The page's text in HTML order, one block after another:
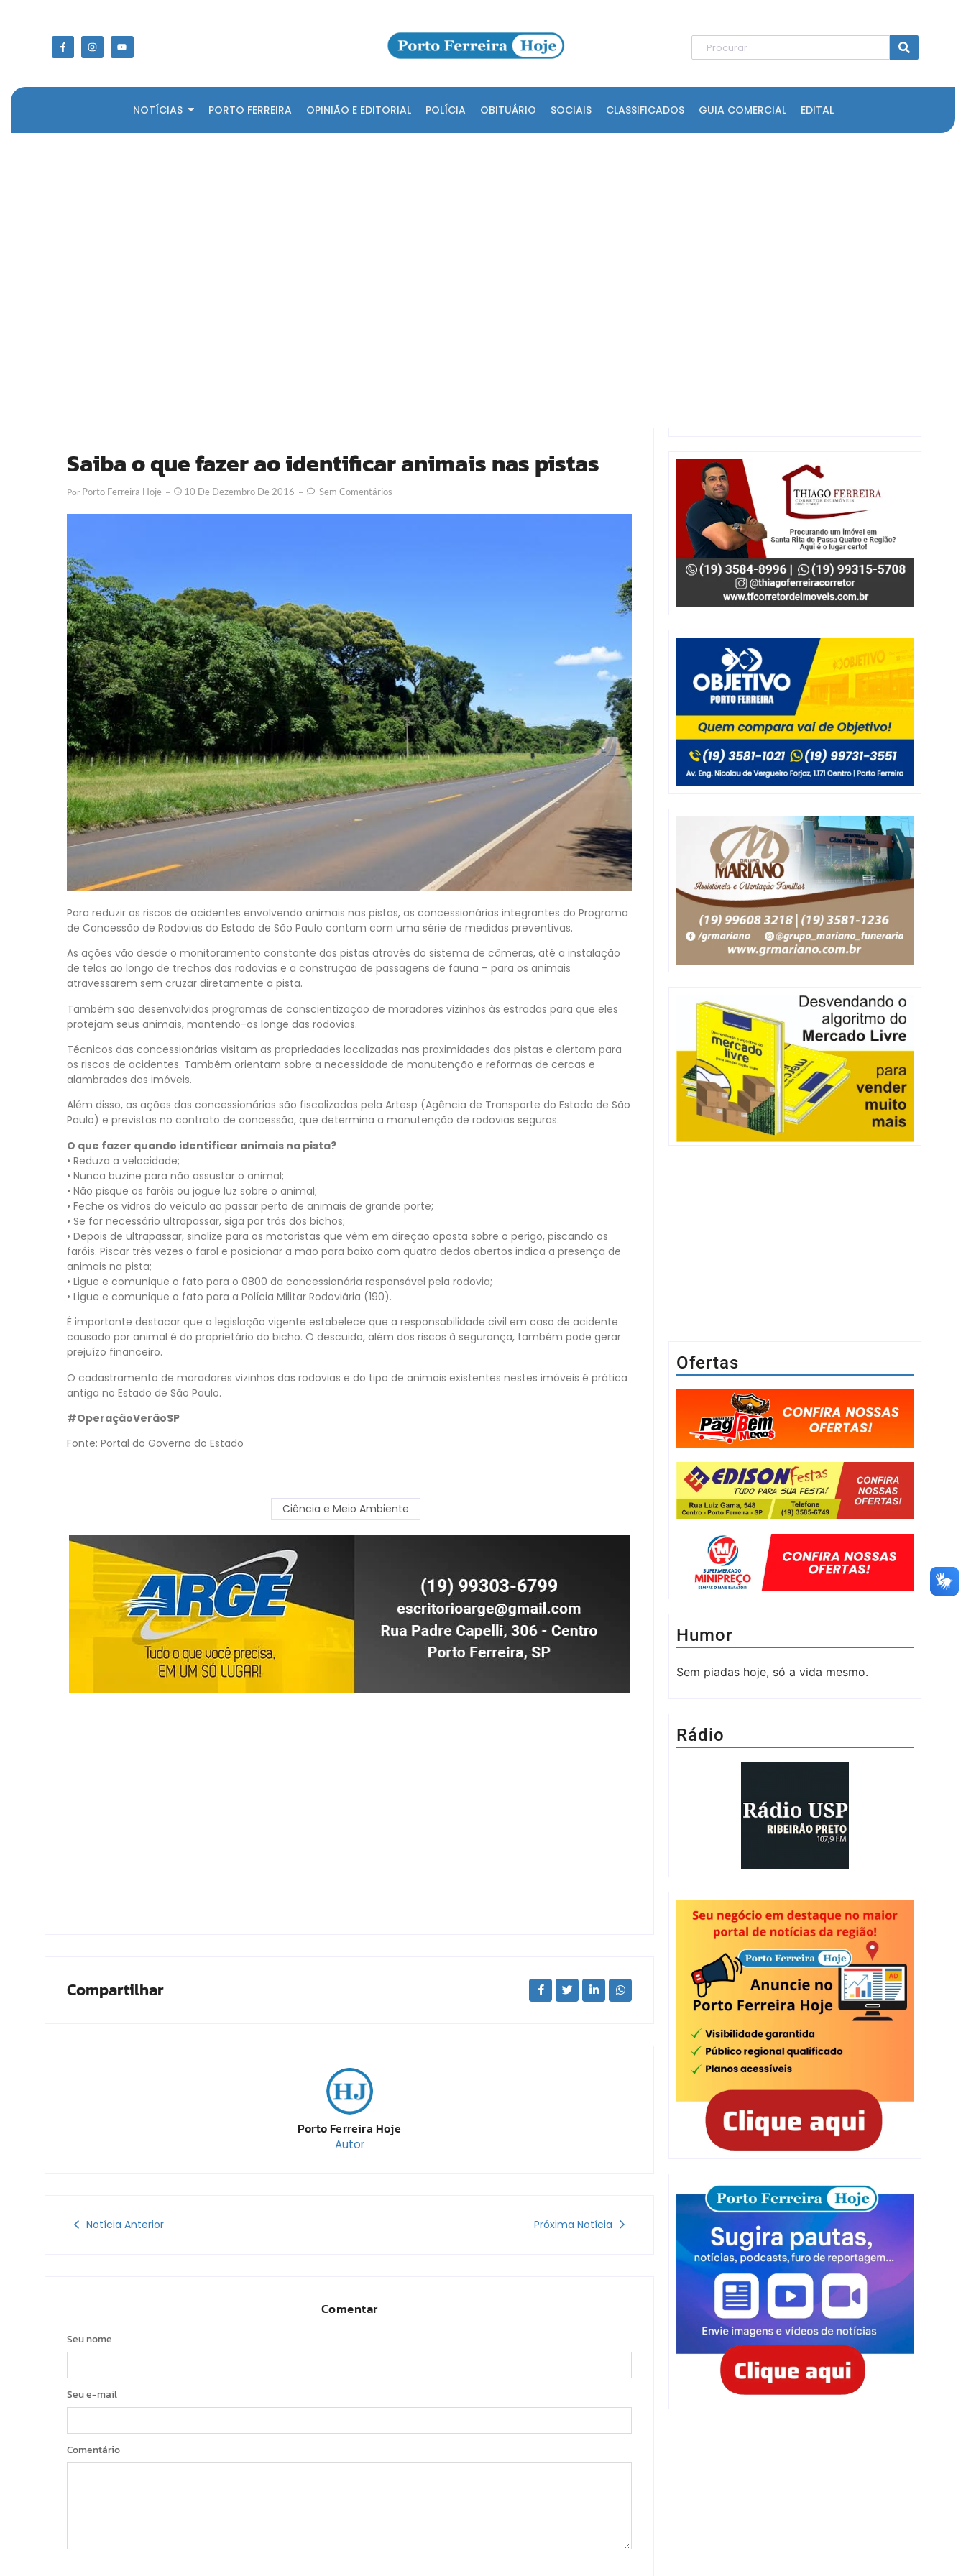
NOTÍCIAS PORTO FERREIRA OPINIÃO E EDITORIAL POLÍCIA OBITUÁRIO SOCIAIS CLASSIFICADOS GUIA COMERCIAL EDITAL
Saiba o que fazer ao identificar animais nas pistas
Por Porto Ferreira Hoje 10 De Dezembro De 2016 Sem Comentários
Para reduzir os riscos de acidentes envolvendo animais nas pistas, as concessionárias integrantes do Programa
de Concessão de Rodovias do Estado de São Paulo contam com uma série de medidas preventivas.
As ações vão desde o monitoramento constante das pistas através do sistema de câmeras, até a instalação
de telas ao longo de trechos das rodovias e a construção de passagens de fauna – para os animais
atravessarem sem cruzar diretamente a pista.
Também são desenvolvidos programas de conscientização de moradores vizinhos às estradas para que eles
protejam seus animais, mantendo-os longe das rodovias.
Técnicos das concessionárias visitam as propriedades localizadas nas proximidades das pistas e alertam para
os riscos de acidentes. Também orientam sobre a necessidade de manutenção e reformas de cercas e
alambrados dos imóveis.
Além disso, as ações das concessionárias são fiscalizadas pela Artesp (Agência de Transporte do Estado de São
Paulo) e previstas no contrato de concessão, que determina a manutenção de rodovias seguras.
O que fazer quando identificar animais na pista?
• Reduza a velocidade;
• Nunca buzine para não assustar o animal;
• Não pisque os faróis ou jogue luz sobre o animal;
• Feche os vidros do veículo ao passar perto de animais de grande porte;
• Se for necessário ultrapassar, siga por trás dos bichos;
• Depois de ultrapassar, sinalize para os motoristas que vêm em direção oposta sobre o perigo, piscando os
faróis. Piscar três vezes o farol e posicionar a mão para baixo com quatro dedos abertos indica a presença de
animais na pista;
• Ligue e comunique o fato para o 0800 da concessionária responsável pela rodovia;
• Ligue e comunique o fato para a Polícia Militar Rodoviária (190).
É importante destacar que a legislação vigente estabelece que a responsabilidade civil em caso de acidente
causado por animal é do proprietário do bicho. O descuido, além dos riscos à segurança, também pode gerar
prejuízo financeiro.
O cadastramento de moradores vizinhos das rodovias e do tipo de animais existentes nestes imóveis é prática
antiga no Estado de São Paulo.
#OperaçãoVerãoSP
Fonte: Portal do Governo do Estado
Ciência e Meio Ambiente
Compartilhar
Porto Ferreira Hoje
Autor
Notícia Anterior Próxima Notícia
Comentar
Seu nome
Seu e-mail
Comentário
Ofertas
Humor
Sem piadas hoje, só a vida mesmo.
Rádio